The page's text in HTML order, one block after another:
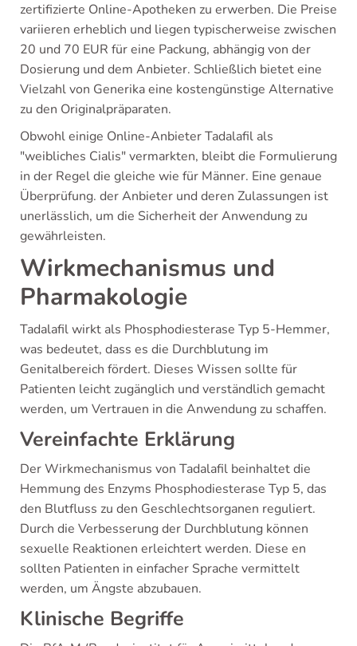
zertifizierte Online-Apotheken zu erwerben. Die Preise
variieren erheblich und liegen typischerweise zwischen
20 und 70 EUR für eine Packung, abhängig von der
Dosierung und dem Anbieter. Schließlich bietet eine
Vielzahl von Generika eine kostengünstige Alternative
zu den Originalpräparaten.
Obwohl einige Online-Anbieter Tadalafil als
"weibliches Cialis" vermarkten, bleibt die Formulierung
in der Regel die gleiche wie für Männer. Eine genaue
Überprüfung. der Anbieter und deren Zulassungen ist
unerlässlich, um die Sicherheit der Anwendung zu
gewährleisten.
Wirkmechanismus und
Pharmakologie
Tadalafil wirkt als Phosphodiesterase Typ 5-Hemmer,
was bedeutet, dass es die Durchblutung im
Genitalbereich fördert. Dieses Wissen sollte für
Patienten leicht zugänglich und verständlich gemacht
werden, um Vertrauen in die Anwendung zu schaffen.
Vereinfachte Erklärung
Der Wirkmechanismus von Tadalafil beinhaltet die
Hemmung des Enzyms Phosphodiesterase Typ 5, das
den Blutfluss zu den Geschlechtsorganen reguliert.
Durch die Verbesserung der Durchblutung können
sexuelle Reaktionen erleichtert werden. Diese en
sollten Patienten in einfacher Sprache vermittelt
werden, um Ängste abzubauen.
Klinische Begriffe